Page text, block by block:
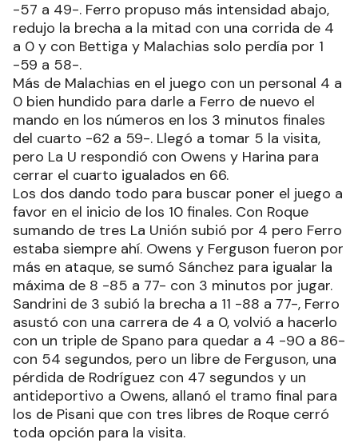
-57 a 49-. Ferro propuso más intensidad abajo,
redujo la brecha a la mitad con una corrida de 4
a 0 y con Bettiga y Malachias solo perdía por 1
-59 a 58-.
Más de Malachias en el juego con un personal 4 a
0 bien hundido para darle a Ferro de nuevo el
mando en los números en los 3 minutos finales
del cuarto -62 a 59-. Llegó a tomar 5 la visita,
pero La U respondió con Owens y Harina para
cerrar el cuarto igualados en 66.
Los dos dando todo para buscar poner el juego a
favor en el inicio de los 10 finales. Con Roque
sumando de tres La Unión subió por 4 pero Ferro
estaba siempre ahí. Owens y Ferguson fueron por
más en ataque, se sumó Sánchez para igualar la
máxima de 8 -85 a 77- con 3 minutos por jugar.
Sandrini de 3 subió la brecha a 11 -88 a 77-, Ferro
asustó con una carrera de 4 a 0, volvió a hacerlo
con un triple de Spano para quedar a 4 -90 a 86-
con 54 segundos, pero un libre de Ferguson, una
pérdida de Rodríguez con 47 segundos y un
antideportivo a Owens, allanó el tramo final para
los de Pisani que con tres libres de Roque cerró
toda opción para la visita.